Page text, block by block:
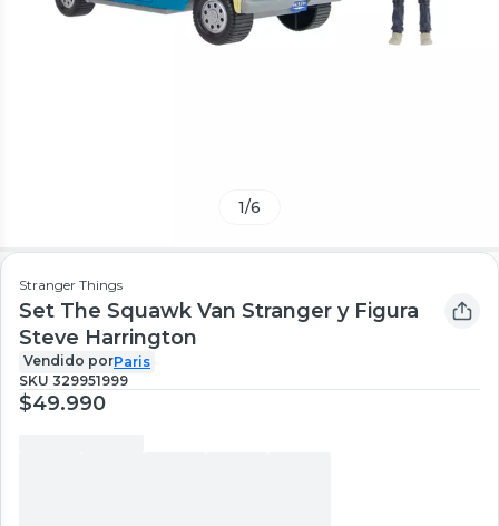
1/6
Stranger Things
Set The Squawk Van Stranger y Figura
Steve Harrington
Vendido porParis
SKU 329951999
$49.990